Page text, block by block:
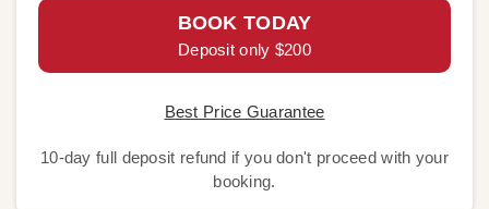
BOOK TODAY
Deposit only $200
Best Price Guarantee
10-day full deposit refund if you don't proceed with your
booking.